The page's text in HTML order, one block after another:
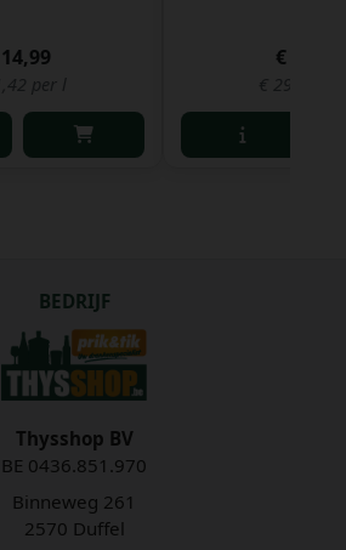
per l
€ 20,58
€ 29,40
BEDRIJF
Thysshop BV
BE 0436.851.970
Binneweg 261
2570 Duffel